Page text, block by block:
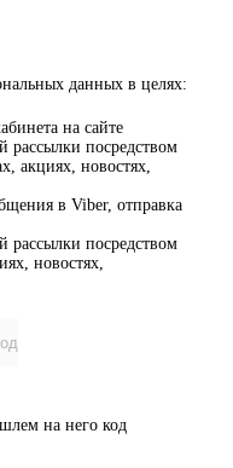
данных в целях:
на сайте
посредством
акциях, новостях,
в Viber, отправка
посредством
новостях,
на него код